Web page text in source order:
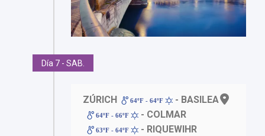
Día 7 - SAB.
ZÚRICH 64ºF - 64ºF - BASILEA
64ºF - 66ºF - COLMAR
63ºF - 64ºF - RIQUEWIHR